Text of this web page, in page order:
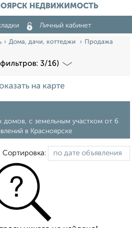
НЕДВИЖИМОСТЬ
Личный кабинет
Дома, дачи, коттеджи
Продажа
3/16)
на карте
домов, с земельным участком от 6
в Красноярске
Сортировка: